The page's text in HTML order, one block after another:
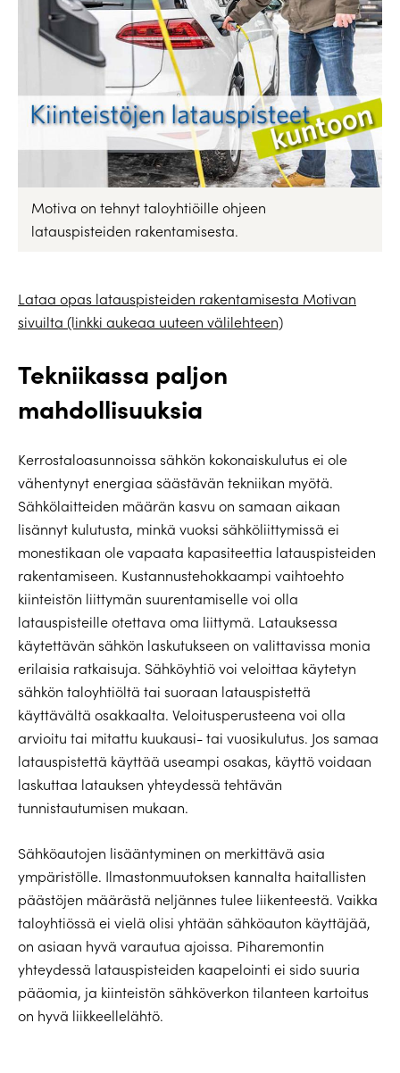
Motiva on tehnyt taloyhtiöille ohjeen
latauspisteiden rakentamisesta.
Lataa opas latauspisteiden rakentamisesta Motivan
sivuilta (linkki aukeaa uuteen välilehteen)
Tekniikassa paljon
mahdollisuuksia
Kerrostaloasunnoissa sähkön kokonaiskulutus ei ole
vähentynyt energiaa säästävän tekniikan myötä.
Sähkölaitteiden määrän kasvu on samaan aikaan
lisännyt kulutusta, minkä vuoksi sähköliittymissä ei
monestikaan ole vapaata kapasiteettia latauspisteiden
rakentamiseen. Kustannustehokkaampi vaihtoehto
kiinteistön liittymän suurentamiselle voi olla
latauspisteille otettava oma liittymä. Latauksessa
käytettävän sähkön laskutukseen on valittavissa monia
erilaisia ratkaisuja. Sähköyhtiö voi veloittaa käytetyn
sähkön taloyhtiöltä tai suoraan latauspistettä
käyttävältä osakkaalta. Veloitusperusteena voi olla
arvioitu tai mitattu kuukausi- tai vuosikulutus. Jos samaa
latauspistettä käyttää useampi osakas, käyttö voidaan
laskuttaa latauksen yhteydessä tehtävän
tunnistautumisen mukaan.
Sähköautojen lisääntyminen on merkittävä asia
ympäristölle. Ilmastonmuutoksen kannalta haitallisten
päästöjen määrästä neljännes tulee liikenteestä. Vaikka
taloyhtiössä ei vielä olisi yhtään sähköauton käyttäjää,
on asiaan hyvä varautua ajoissa. Piharemontin
yhteydessä latauspisteiden kaapelointi ei sido suuria
pääomia, ja kiinteistön sähköverkon tilanteen kartoitus
on hyvä liikkeellelähtö.